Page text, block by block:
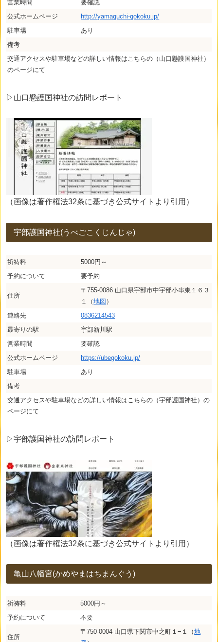
営業時間
要確認
公式ホームページ
http://yamaguchi-gokoku.jp/
駐車場
あり
備考
交通アクセスや駐車場などの詳しい情報はこちらの（山口懸護国神社）
のページにて
▷山口懸護国神社の訪問レポート
（画像は著作権法32条に基づき公式サイトより引用）
宇部護国神社(うべごこくじんじゃ)
祈祷料
5000円～
予約について
要予約
住所
〒755-0086 山口県宇部市中宇部小串東１６３
１（地図 ）
連絡先
0836214543
最寄りの駅
宇部新川駅
営業時間
要確認
公式ホームページ
https://ubegokoku.jp/
駐車場
あり
備考
交通アクセスや駐車場などの詳しい情報はこちらの（宇部護国神社）の
ページにて
▷宇部護国神社の訪問レポート
（画像は著作権法32条に基づき公式サイトより引用）
亀山八幡宮(かめやまはちまんぐう)
祈祷料
5000円～
予約について
不要
住所
〒750-0004 山口県下関市中之町１−１（地